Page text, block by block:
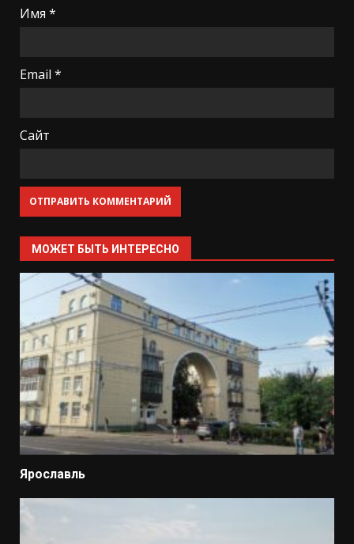
Имя *
Email *
Сайт
МОЖЕТ БЫТЬ ИНТЕРЕСНО
Ярославль